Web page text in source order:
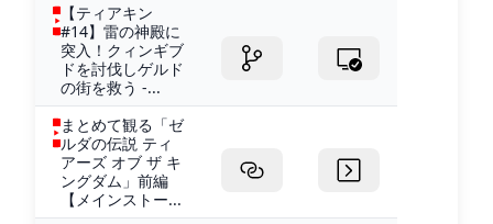
【ティアキン
#14】雷の神殿に
突入！クィンギブ
ドを討伐しゲルド
の街を救う -...
まとめて観る「ゼ
ルダの伝説 ティ
アーズ オブ ザ キ
ングダム」前編
【メインストー...